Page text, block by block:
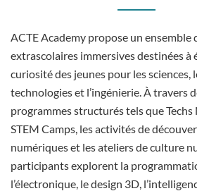
ACTE Academy propose un ensemble
extrascolaires immersives destinées à
curiosité des jeunes pour les sciences,
technologies et l’ingénierie. À travers
programmes structurés tels que Techs
STEM Camps, les activités de
numériques et les ateliers de culture
participants explorent la
l’électronique, le design 3D,